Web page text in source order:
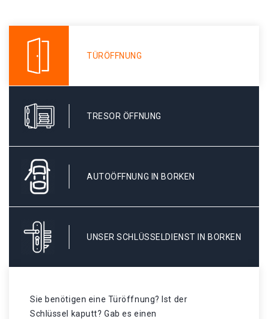
TÜRÖFFNUNG
TRESOR ÖFFNUNG
AUTOÖFFNUNG IN BORKEN
UNSER SCHLÜSSELDIENST IN BORKEN
Sie benötigen eine Türöffnung? Ist der
Schlüssel kaputt? Gab es einen